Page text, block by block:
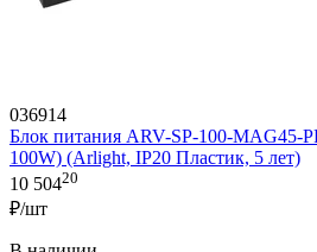
036914
Блок питания ARV-SP-100-MAG45-
100W) (Arlight, IP20 Пластик, 5 лет)
10 50420
₽/шт